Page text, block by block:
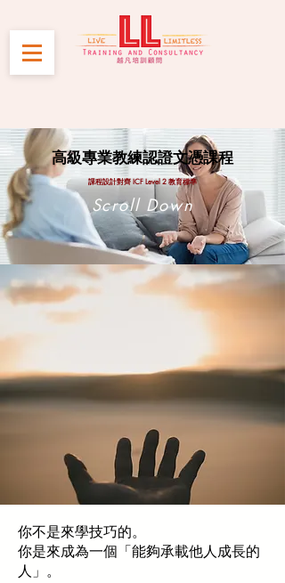
高級專業教練認證文憑課程
課程設計對齊 ICF Level 2 教育標準
Scroll Down
你不是來學技巧的。
你是來成為一個「能夠承載他人成長的
人」。